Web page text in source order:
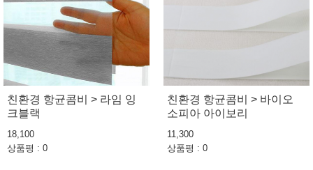
친환경 항균콤비 > 라임 잉
크블랙
18,100
상품평 : 0
친환경 항균콤비 > 바이오
소피아 아이보리
11,300
상품평 : 0